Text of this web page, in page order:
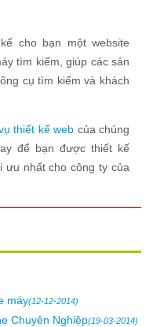
cho bạn một website
tìm kiếm, giúp các sản
cụ tìm kiếm và khách
thiết kế web của chúng
để bạn được thiết kế
ưu nhất cho công ty của
máy(12-12-2014)
Chuyên Nghiệp(19-03-2014)